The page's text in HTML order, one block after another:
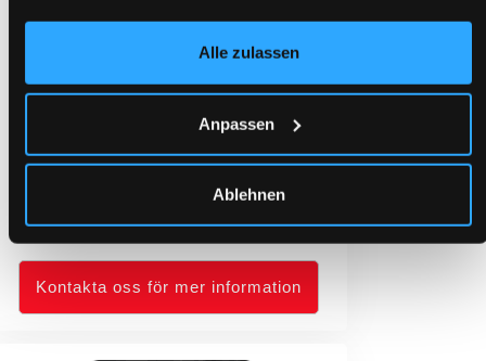
Alle zulassen
Anpassen
Ablehnen
Kontakta oss för mer information